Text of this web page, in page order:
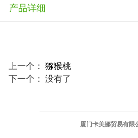
产品详细
上一个： 猕猴桃
下一个： 没有了
厦门卡美娜贸易有限